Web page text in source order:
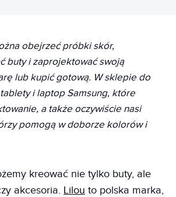
obejrzeć próbki skór,
buty i zaprojektować swoją
lub kupić gotową. W sklepie do
i laptop Samsung, które
a także oczywiście nasi
pomogą w doborze kolorów i
kreować nie tylko buty, ale
akcesoria. Lilou to polska marka,